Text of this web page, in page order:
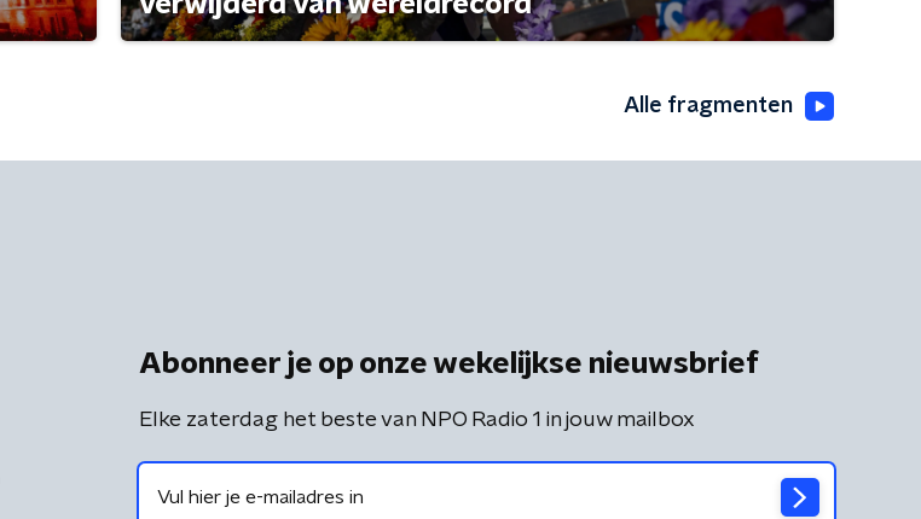
Alle fragmenten
Abonneer je op onze wekelijkse nieuwsbrief
Elke zaterdag het beste van NPO Radio 1 in jouw mailbox